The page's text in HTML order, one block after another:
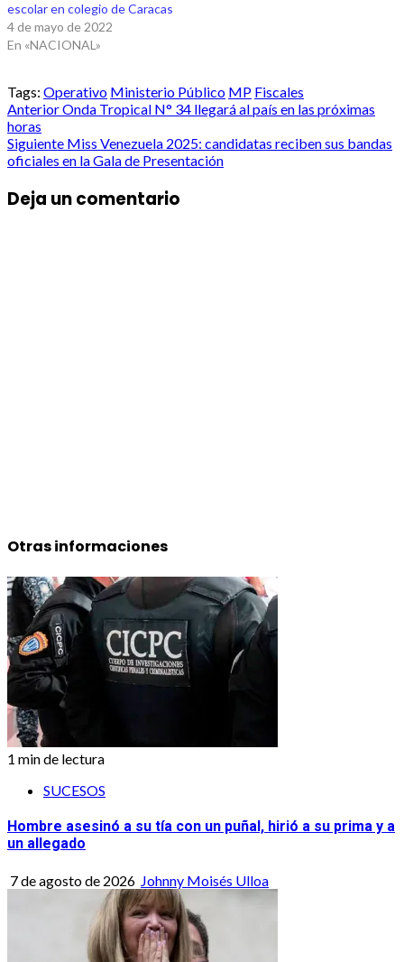
escolar en colegio de Caracas
4 de mayo de 2022
En «NACIONAL»
Tags: Operativo Ministerio Público MP Fiscales
Post
navigation
AnteriorOnda Tropical N° 34 llegará al país en las próximas
horas
Siguiente Miss Venezuela 2025: candidatas reciben sus bandas
oficiales en la Gala de Presentación
Deja un comentario
Otras informaciones
1 min de lectura
SUCESOS
Hombre asesinó a su tía con un puñal, hirió a su prima y a
un allegado
7 de agosto de 2026 Johnny Moisés Ulloa